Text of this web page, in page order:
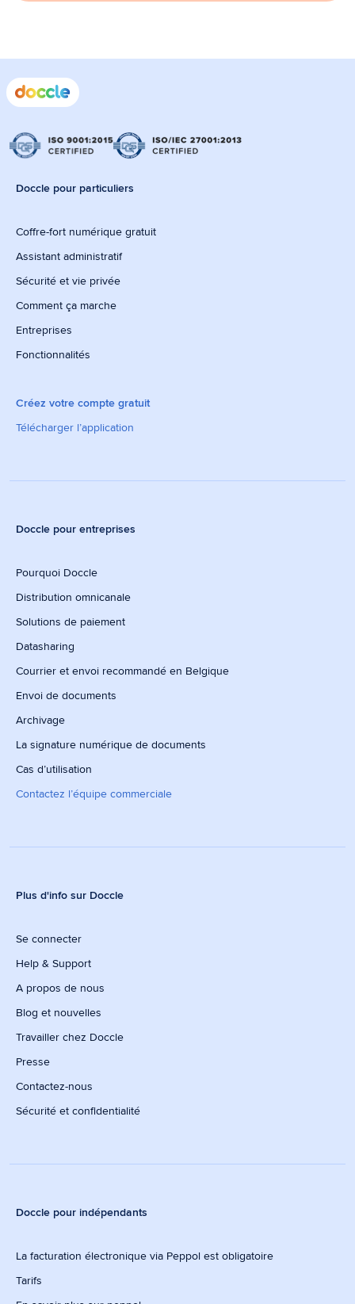
Doccle pour particuliers
Coffre-fort numérique gratuit
Assistant administratif
Sécurité et vie privée
Comment ça marche
Entreprises
Fonctionnalités
Créez votre compte gratuit
Télécharger l’application
Doccle pour entreprises
Pourquoi Doccle
Distribution omnicanale
Solutions de paiement
Datasharing
Courrier et envoi recommandé en Belgique
Envoi de documents
Archivage
La signature numérique de documents
Cas d’utilisation
Contactez l’équipe commerciale
Plus d'info sur Doccle
Se connecter
Help & Support
A propos de nous
Blog et nouvelles
Travailler chez Doccle
Presse
Contactez-nous
Sécurité et confidentialité
Doccle pour indépendants
La facturation électronique via Peppol est obligatoire
Tarifs